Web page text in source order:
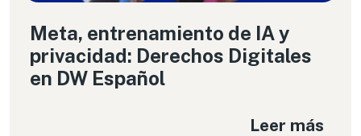
Meta, entrenamiento de IA y
privacidad: Derechos Digitales
en DW Español
Leer más